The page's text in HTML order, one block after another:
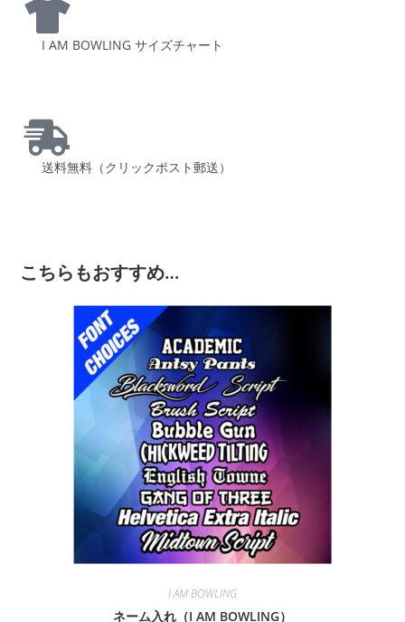
I AM BOWLING サイズチャート
送料無料（クリックポスト郵送）
こちらもおすすめ…
I AM BOWLING
ネーム入れ（I AM BOWLING）